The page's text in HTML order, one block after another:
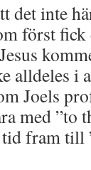
det inte
först
alldeles i
Joels
med
fram till